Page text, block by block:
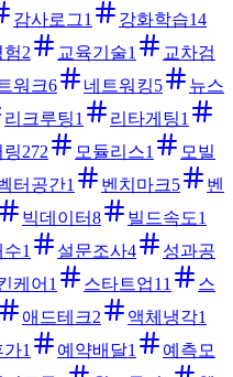
감사로그1 강화학습14
험2 교육기술1
교차검
워크6 네트워킹5
뉴스
리크루팅1 리타게팅1
링272 모듈리스1
모빌
터공간1 벤치마크5
벤
빅데이터8 빌드속도1
수1 설문조사4
성과공
케어 1 스타트업11
스
애드테크2 액체냉각1
가1 예약배달1
예측모